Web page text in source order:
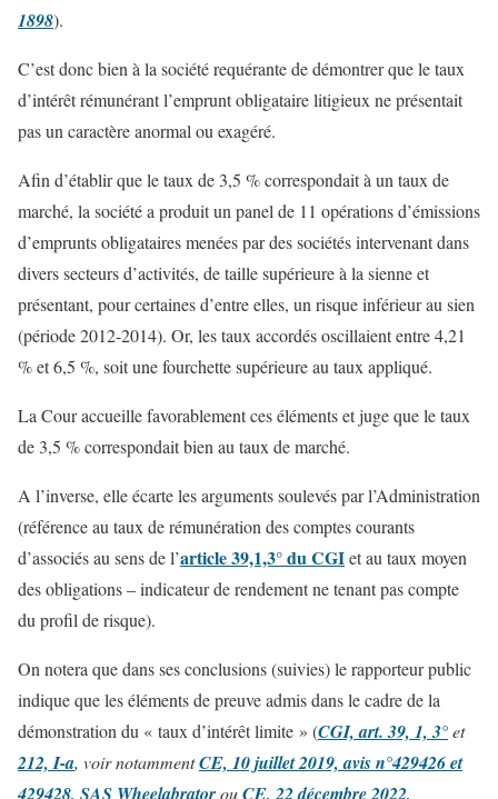
1898).
C’est donc bien à la société requérante de démontrer que le taux
d’intérêt rémunérant l’emprunt obligataire litigieux ne présentait
pas un caractère anormal ou exagéré.
Afin d’établir que le taux de 3,5 % correspondait à un taux de
marché, la société a produit un panel de 11 opérations d’émissions
d’emprunts obligataires menées par des sociétés intervenant dans
divers secteurs d’activités, de taille supérieure à la sienne et
présentant, pour certaines d’entre elles, un risque inférieur au sien
(période 2012-2014). Or, les taux accordés oscillaient entre 4,21
% et 6,5 %, soit une fourchette supérieure au taux appliqué.
La Cour accueille favorablement ces éléments et juge que le taux
de 3,5 % correspondait bien au taux de marché.
A l’inverse, elle écarte les arguments soulevés par l’Administration
(référence au taux de rémunération des comptes courants
d’associés au sens de l’article 39,1,3° du CGIet au taux moyen
des obligations – indicateur de rendement ne tenant pas compte
du profil de risque).
On notera que dans ses conclusions (suivies) le rapporteur public
indique que les éléments de preuve admis dans le cadre de la
démonstration du « taux d’intérêt limite » (CGI, art. 39, 1, 3°et
212, I-a, voir notammentCE, 10 juillet 2019, avis n°429426 et
429428, SAS WheelabratorouCE, 22 décembre 2022,